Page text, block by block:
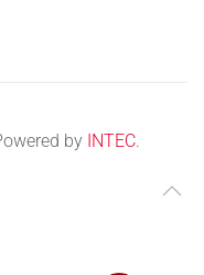
by INTEC.